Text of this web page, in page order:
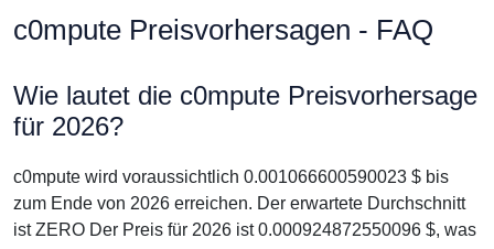
c0mpute Preisvorhersagen - FAQ
Wie lautet die c0mpute Preisvorhersage
für 2026?
c0mpute wird voraussichtlich 0.001066600590023 $ bis
zum Ende von 2026 erreichen. Der erwartete Durchschnitt
ist ZERO Der Preis für 2026 ist 0.000924872550096 $, was